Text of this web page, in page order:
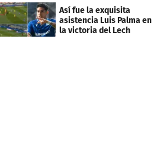
Liverpool
Así fue la exquisita
asistencia Luis Palma en
la victoria del Lech